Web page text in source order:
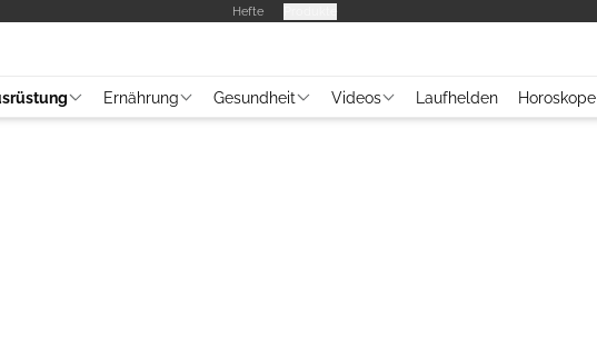
Hefte
Ernährung Gesundheit Videos Laufhelden Horoskope